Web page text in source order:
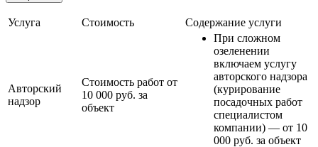
Услуга Стоимость Содержание услуги
Авторский
надзор
Стоимость работ от
10 000 руб. за
объект
При сложном
озеленении
включаем услугу
авторского надзора
(курирование
посадочных работ
специалистом
компании) — от 10
000 руб. за объект